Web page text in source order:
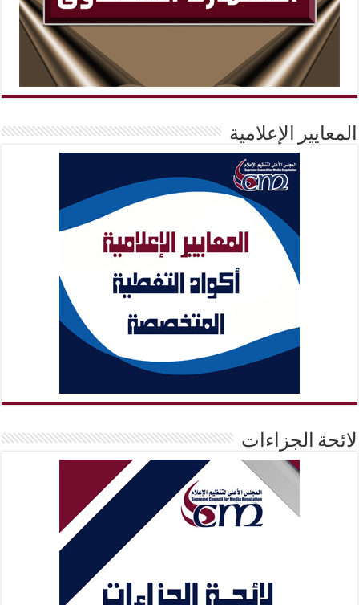
المعايير الإعلامية
لائحة الجزاءات